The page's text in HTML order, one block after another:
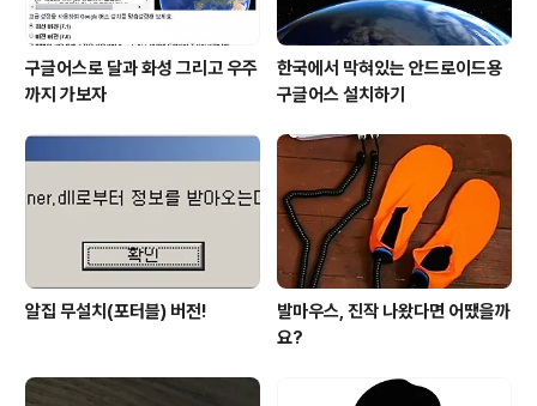
구글어스로 달과 화성 그리고 우주
까지 가보자
한국에서 막혀있는 안드로이드용
구글어스 설치하기
알집 무설치(포터블) 버전!
발마우스, 진작 나왔다면 어땠을까
요?